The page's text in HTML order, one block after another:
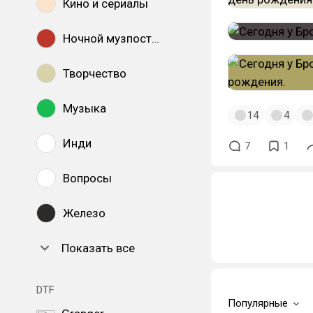
Кино и сериалы
Ночной музпостинг
Творчество
Музыка
Инди
Вопросы
Железо
Показать все
DTF
14 4
7 1
Популярные